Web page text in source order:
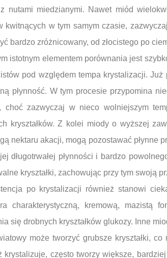
nutami miedzianymi. Nawet miód
kwitnących w tym samym czasie,
bardzo zróżnicowany, od złocistego po
istotnym elementem porównania jest
pod względem tempa krystalizacji.
płynność. W tym procesie przypomina
choć zazwyczaj w nieco wolniejszym
kryształków. Z kolei miody o wyższej
nektaru akacji, mogą pozostawać płynne
długotrwałej płynności i bardzo
kryształki, zachowując przy tym swoją
po krystalizacji również stanowi
charakterystyczną, kremową, mazistą
się drobnych kryształków glukozy. Inne
może tworzyć grubsze kryształki,
krystalizuje, często tworzy większe,